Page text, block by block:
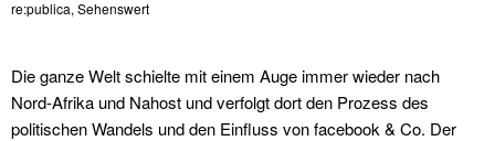
re:publica, Sehenswert
Die ganze Welt schielte mit einem Auge immer wieder nach
Nord-Afrika und Nahost und verfolgt dort den Prozess des
politischen Wandels und den Einfluss von facebook & Co. Der